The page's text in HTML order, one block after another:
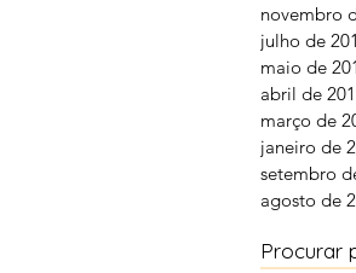
novembro
julho de
maio de
abril de
março de
janeiro de
setembro
agosto de
Procurar